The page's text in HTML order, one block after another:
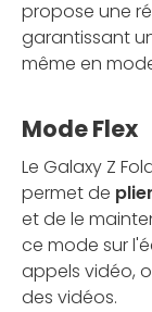
propose une
garantissant
même en
Mode Flex
Le Galaxy Z
permet de
et de le
ce mode sur
appels vidéo,
des vidéos.